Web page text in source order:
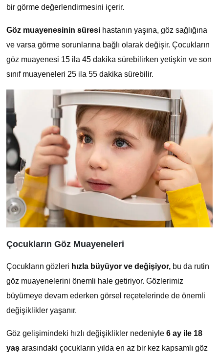
bir görme değerlendirmesini içerir.
Göz muayenesinin süresihastanın yaşına, göz sağlığına
ve varsa görme sorunlarına bağlı olarak değişir. Çocukların
göz muayenesi 15 ila 45 dakika sürebilirken yetişkin ve son
sınıf muayeneleri 25 ila 55 dakika sürebilir.
Çocukların Göz Muayeneleri
Çocukların gözleri hızla büyüyor ve değişiyor,bu da rutin
göz muayenelerini önemli hale getiriyor. Gözlerimiz
büyümeye devam ederken görsel reçetelerinde de önemli
değişiklikler yaşanır.
Göz gelişimindeki hızlı değişiklikler nedeniyle 6 ay ile 18
yaşarasındaki çocukların yılda en az bir kez kapsamlı göz